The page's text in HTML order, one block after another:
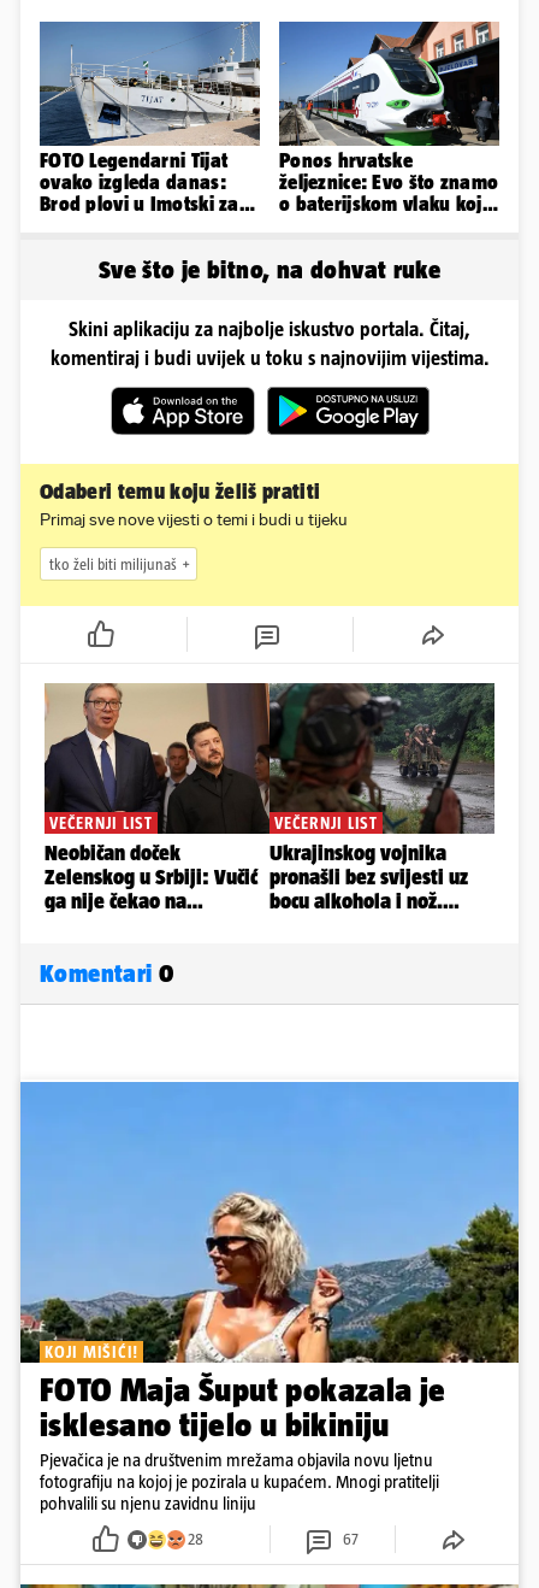
FOTO Legendarni Tijat
ovako izgleda danas:
Brod plovi u Imotski za
Ponos hrvatske
željeznice: Evo što znamo
o baterijskom vlaku koji
Sve što je bitno, na dohvat ruke
Skini aplikaciju za najbolje iskustvo portala. Čitaj,
komentiraj i budi uvijek u toku s najnovijim vijestima.
Odaberi temu koju želiš pratiti
Primaj sve nove vijesti o temi i budi u tijeku
tko želi biti milijunaš
Komentari 0
KOJI MIŠIĆI!
FOTO Maja Šuput pokazala je
isklesano tijelo u bikiniju
Pjevačica je na društvenim mrežama objavila novu ljetnu
fotografiju na kojoj je pozirala u kupaćem. Mnogi pratitelji
pohvalili su njenu zavidnu liniju
28 67